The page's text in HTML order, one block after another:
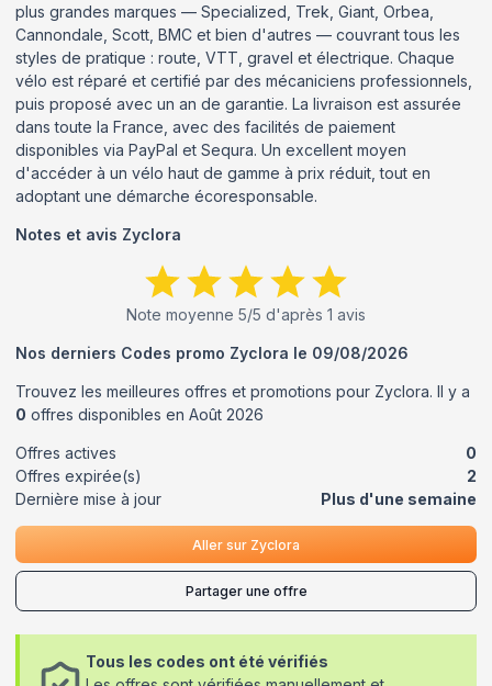
plus grandes marques — Specialized, Trek, Giant, Orbea,
Cannondale, Scott, BMC et bien d'autres — couvrant tous les
styles de pratique : route, VTT, gravel et électrique. Chaque
vélo est réparé et certifié par des mécaniciens professionnels,
puis proposé avec un an de garantie. La livraison est assurée
dans toute la France, avec des facilités de paiement
disponibles via PayPal et Sequra. Un excellent moyen
d'accéder à un vélo haut de gamme à prix réduit, tout en
adoptant une démarche écoresponsable.
Notes et avis Zyclora
Note moyenne 5/5 d'après 1 avis
Nos derniers Codes promo Zyclora le 09/08/2026
Trouvez les meilleures offres et promotions pour Zyclora. Il y a
0 offres disponibles en Août 2026
Offres actives
0
Offres expirée(s)
2
Dernière mise à jour
Plus d'une semaine
Aller sur Zyclora
Partager une offre
Tous les codes ont été vérifiés